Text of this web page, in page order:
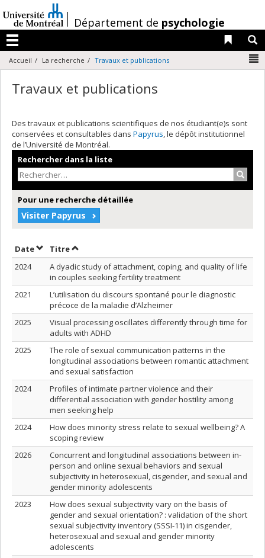
au
contenu
/Département de psychologie
Menu
Liens
Accueil La recherche Travaux et publications
Travaux et publications
Des travaux et publications scientifiques de nos étudiant(e)s sont
conservées et consultables dans Papyrus, le dépôt institutionnel
de l’Université de Montréal.
Rechercher dans la liste
Pour une recherche détaillée
Visiter Papyrus
DateTrier par date en ordre décroissant
TitreTrier par titre en ordre décroissant
2024
A dyadic study of attachment, coping, and quality of life
in couples seeking fertility treatment
2021
L’utilisation du discours spontané pour le diagnostic
précoce de la maladie d’Alzheimer
2025
Visual processing oscillates differently through time for
adults with ADHD
2025
The role of sexual communication patterns in the
longitudinal associations between romantic attachment
and sexual satisfaction
2024
Profiles of intimate partner violence and their
differential association with gender hostility among
men seeking help
2024
How does minority stress relate to sexual wellbeing? A
scoping review
2026
Concurrent and longitudinal associations between in-
person and online sexual behaviors and sexual
subjectivity in heterosexual, cisgender, and sexual and
gender minority adolescents
2023
How does sexual subjectivity vary on the basis of
gender and sexual orientation? : validation of the short
sexual subjectivity inventory (SSSI-11) in cisgender,
heterosexual and sexual and gender minority
adolescents